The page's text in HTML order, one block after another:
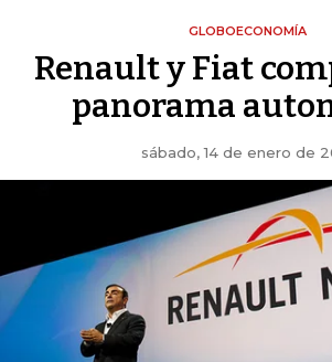
GLOBOECONOMÍA
Renault y Fiat
panorama
sábado, 14 de enero de